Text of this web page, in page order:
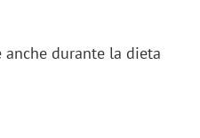
durante la dieta